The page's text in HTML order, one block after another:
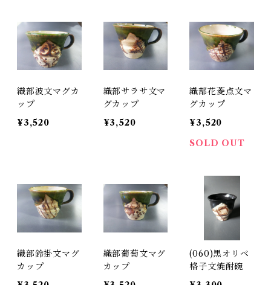
織部波文マグカ
ップ
¥3,520
織部サラサ文マ
グカップ
¥3,520
織部花菱点文マ
グカップ
¥3,520
SOLD OUT
織部鈴掛文マグ
カップ
織部葡萄文マグ
カップ
(060)黒オリベ
格子文焼酎碗